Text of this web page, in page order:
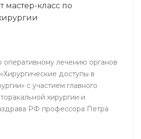
мастер-класс по
оперативному лечению органов
доступы в
с участием главного
хирургии и
РФ профессора Петра